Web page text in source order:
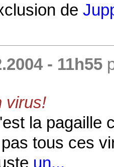
de
- 11h55
virus!
la pagaille
tous ces
un...